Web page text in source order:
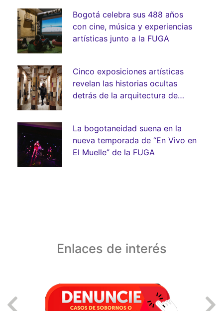
Bogotá celebra sus 488 años
con cine, música y experiencias
artísticas junto a la FUGA
Cinco exposiciones artísticas
revelan las historias ocultas
detrás de la arquitectura de
La bogotaneidad suena en la
nueva temporada de “En Vivo en
El Muelle” de la FUGA
Enlaces de interés